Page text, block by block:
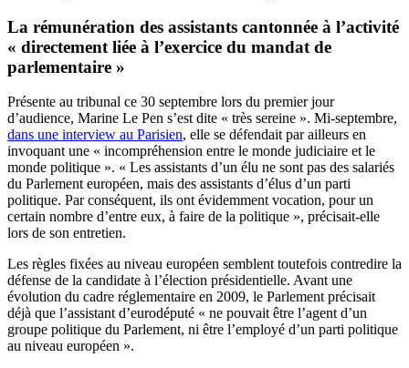
La rémunération des assistants cantonnée à l’activité
« directement liée à l’exercice du mandat de
parlementaire »
Présente au tribunal ce 30 septembre lors du premier jour
d’audience, Marine Le Pen s’est dite « très sereine ». Mi-septembre,
dans une interview au Parisien, elle se défendait par ailleurs en
invoquant une « incompréhension entre le monde judiciaire et le
monde politique ». « Les assistants d’un élu ne sont pas des salariés
du Parlement européen, mais des assistants d’élus d’un parti
politique. Par conséquent, ils ont évidemment vocation, pour un
certain nombre d’entre eux, à faire de la politique », précisait-elle
lors de son entretien.
Les règles fixées au niveau européen semblent toutefois contredire la
défense de la candidate à l’élection présidentielle. Avant une
évolution du cadre réglementaire en 2009, le Parlement précisait
déjà que l’assistant d’eurodéputé « ne pouvait être l’agent d’un
groupe politique du Parlement, ni être l’employé d’un parti politique
au niveau européen ».